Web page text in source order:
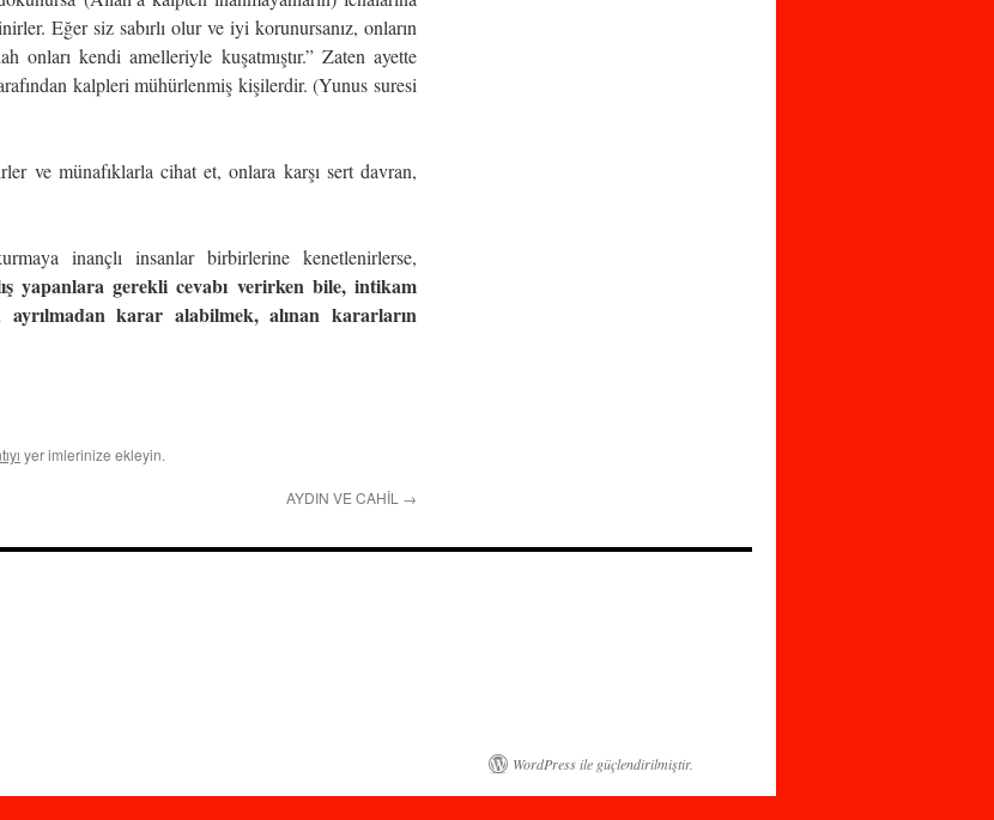
Eğer siz sabırlı olur ve iyi korunursanız, onların
kendi amelleriyle kuşatmıştır.” Zaten ayette
kalpleri mühürlenmiş kişilerdir. (Yunus suresi
ve münafıklarla cihat et, onlara karşı sert davran,
inançlı insanlar birbirlerine kenetlenirlerse,
yapanlara gerekli cevabı verirken bile, intikam
karar alabilmek, alınan kararların
yer imlerinize ekleyin.
AYDIN VE CAHİL →
WordPress ile güçlendirilmiştir.